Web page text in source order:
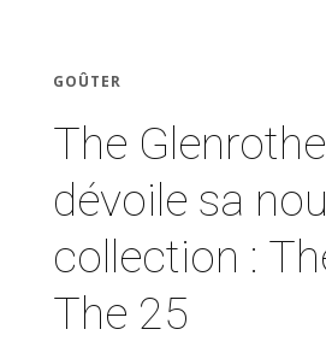
GOÛTER
The
dévoile sa
collection :
The 25